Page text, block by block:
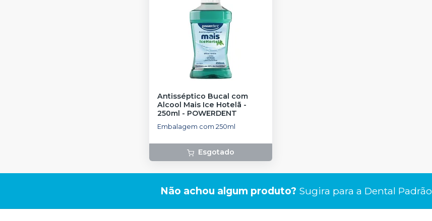
Antisséptico Bucal com
Alcool Mais Ice Hotelã -
250ml - POWERDENT
Embalagem com 250ml
Esgotado
Não achou algum produto? Sugira para a Dental Padrão